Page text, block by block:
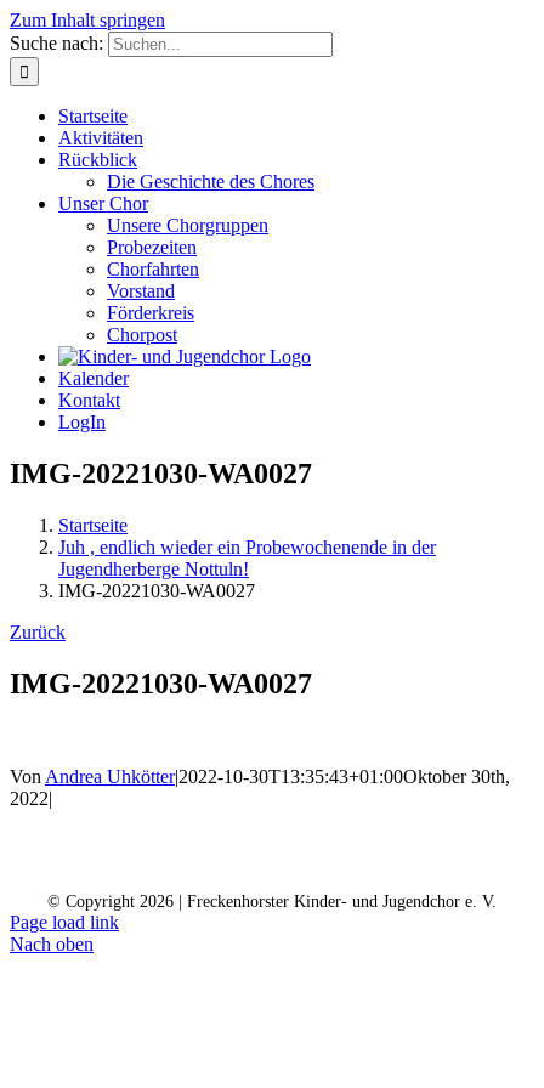
Zum Inhalt springen
Suche nach:
Startseite
Aktivitäten
Rückblick
Die Geschichte des Chores
Unser Chor
Unsere Chorgruppen
Probezeiten
Chorfahrten
Vorstand
Förderkreis
Chorpost
Kalender
Kontakt
LogIn
IMG-20221030-WA0027
Startseite
Juh , endlich wieder ein Probewochenende in der
Jugendherberge Nottuln!
IMG-20221030-WA0027
Zurück
IMG-20221030-WA0027
Von Andrea Uhkötter|2022-10-30T13:35:43+01:00Oktober 30th,
2022|
© Copyright 2026 | Freckenhorster Kinder- und Jugendchor e. V.
Page load link
Nach oben